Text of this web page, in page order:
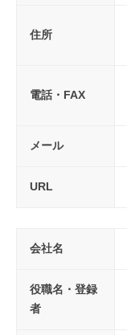
住所
電話・FAX
メール
URL
会社名
役職名・登録
者